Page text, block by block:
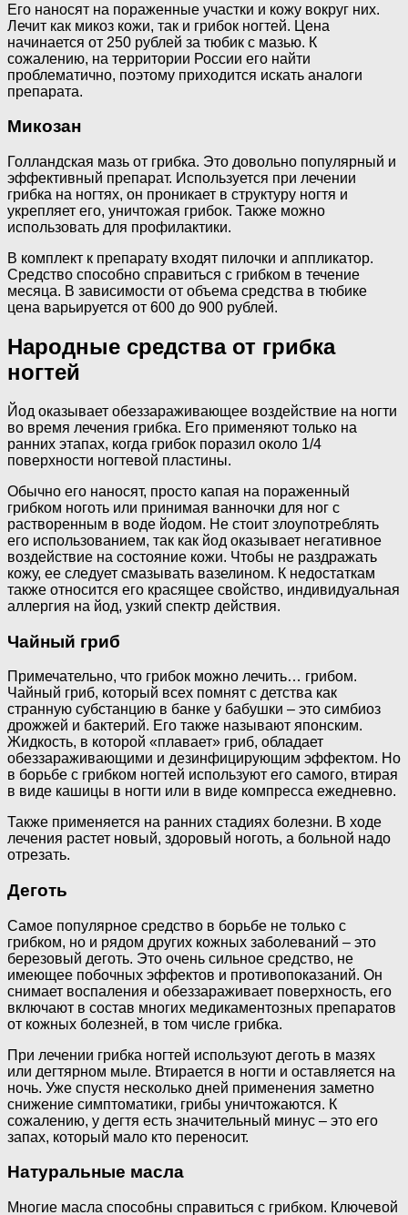
Его наносят на пораженные участки и кожу вокруг них.
Лечит как микоз кожи, так и грибок ногтей. Цена
начинается от 250 рублей за тюбик с мазью. К
сожалению, на территории России его найти
проблематично, поэтому приходится искать аналоги
препарата.
Микозан
Голландская мазь от грибка. Это довольно популярный и
эффективный препарат. Используется при лечении
грибка на ногтях, он проникает в структуру ногтя и
укрепляет его, уничтожая грибок. Также можно
использовать для профилактики.
В комплект к препарату входят пилочки и аппликатор.
Средство способно справиться с грибком в течение
месяца. В зависимости от объема средства в тюбике
цена варьируется от 600 до 900 рублей.
Народные средства от грибка
ногтей
Йод оказывает обеззараживающее воздействие на ногти
во время лечения грибка. Его применяют только на
ранних этапах, когда грибок поразил около 1/4
поверхности ногтевой пластины.
Обычно его наносят, просто капая на пораженный
грибком ноготь или принимая ванночки для ног с
растворенным в воде йодом. Не стоит злоупотреблять
его использованием, так как йод оказывает негативное
воздействие на состояние кожи. Чтобы не раздражать
кожу, ее следует смазывать вазелином. К недостаткам
также относится его красящее свойство, индивидуальная
аллергия на йод, узкий спектр действия.
Чайный гриб
Примечательно, что грибок можно лечить… грибом.
Чайный гриб, который всех помнят с детства как
странную субстанцию в банке у бабушки – это симбиоз
дрожжей и бактерий. Его также называют японским.
Жидкость, в которой «плавает» гриб, обладает
обеззараживающими и дезинфицирующим эффектом. Но
в борьбе с грибком ногтей используют его самого, втирая
в виде кашицы в ногти или в виде компресса ежедневно.
Также применяется на ранних стадиях болезни. В ходе
лечения растет новый, здоровый ноготь, а больной надо
отрезать.
Деготь
Самое популярное средство в борьбе не только с
грибком, но и рядом других кожных заболеваний – это
березовый деготь. Это очень сильное средство, не
имеющее побочных эффектов и противопоказаний. Он
снимает воспаления и обеззараживает поверхность, его
включают в состав многих медикаментозных препаратов
от кожных болезней, в том числе грибка.
При лечении грибка ногтей используют деготь в мазях
или дегтярном мыле. Втирается в ногти и оставляется на
ночь. Уже спустя несколько дней применения заметно
снижение симптоматики, грибы уничтожаются. К
сожалению, у дегтя есть значительный минус – это его
запах, который мало кто переносит.
Натуральные масла
Многие масла способны справиться с грибком. Ключевой